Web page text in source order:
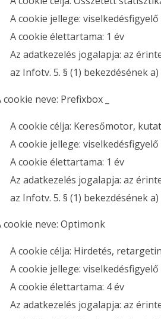
A cookie jellege: viselkedésfigyelő
A cookie élettartama: 1 év
Az adatkezelés jogalapja: az
az Infotv. 5. § (1) bekezdésének
cookie neve: Prefixbox _
A cookie célja: Keresőmotor,
A cookie jellege: viselkedésfigyelő
A cookie élettartama: 1 év
Az adatkezelés jogalapja: az
az Infotv. 5. § (1) bekezdésének
cookie neve: Optimonk
A cookie célja: Hirdetés,
A cookie jellege: viselkedésfigyelő
A cookie élettartama: 4 év
Az adatkezelés jogalapja: az